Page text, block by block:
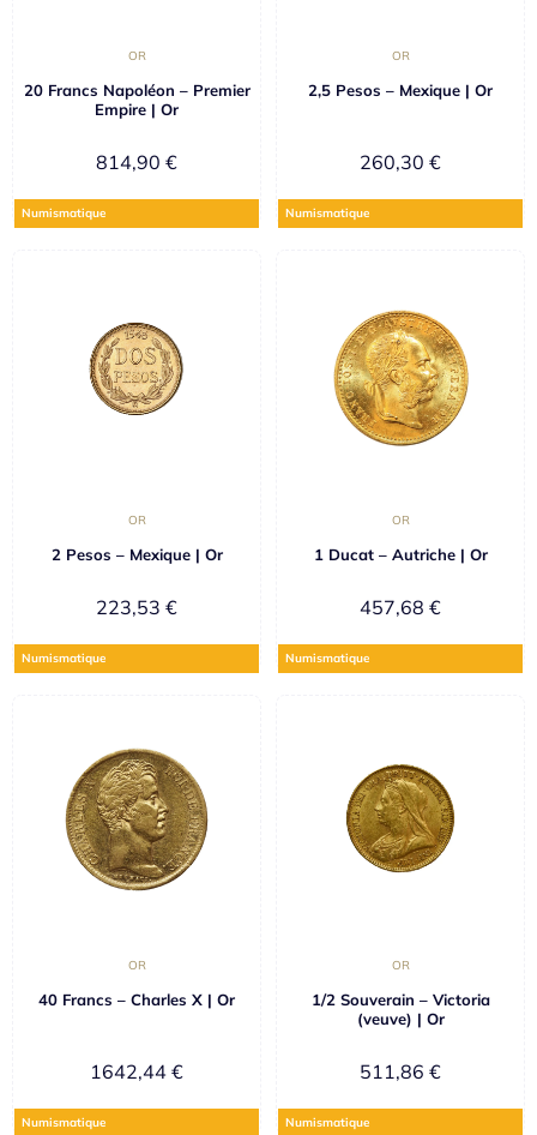
OR
20 Francs Napoléon – Premier
Empire | Or
814,90 €
Numismatique
OR
2,5 Pesos – Mexique | Or
260,30 €
Numismatique
OR
2 Pesos – Mexique | Or
223,53 €
Numismatique
OR
1 Ducat – Autriche | Or
457,68 €
Numismatique
OR
40 Francs – Charles X | Or
1642,44 €
Numismatique
OR
1/2 Souverain – Victoria
(veuve) | Or
511,86 €
Numismatique